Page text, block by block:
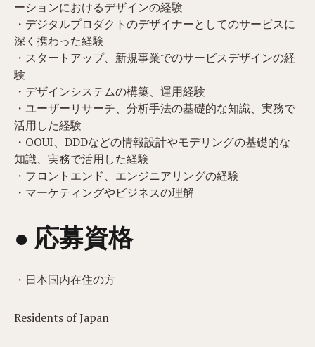
ーションにおけるデザインの経験
・デジタルプロダクトのデザイナーとしてのサービスに
深く携わった経験
・スタートアップ、新規事業でのサービスデザインの経
験
・デザインシステムの構築、運用経験
・ユーザーリサーチ、分析手法の基礎的な知識、実務で
活用した経験
・OOUI、DDDなどの情報設計やモデリングの基礎的な
知識、実務で活用した経験
・フロントエンド、エンジニアリングの経験
・マーケティングやビジネスの理解
● 応募資格
・日本国内在住の方
Residents of Japan